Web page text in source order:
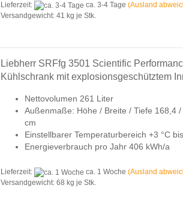
Lieferzeit: ca. 3-4 Tage (Ausland
Versandgewicht: 41 kg je Stk.
Liebherr SRFfg 3501 Scientific
Kühlschrank mit explosionsgeschütztem
Nettovolumen 261 Liter
Außenmaße: Höhe / Breite / Tiefe 168,4
cm
Einstellbarer Temperaturbereich +3 °C
Energieverbrauch pro Jahr 406 kWh/a
Lieferzeit: ca. 1 Woche (Ausland
Versandgewicht: 68 kg je Stk.